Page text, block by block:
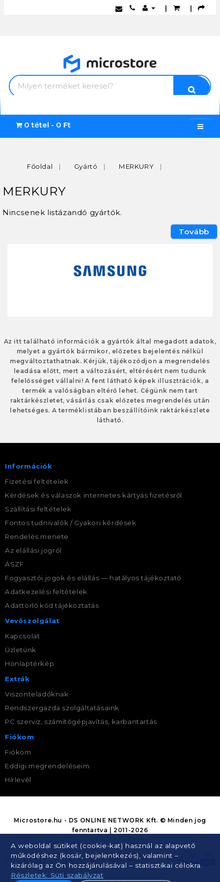
| |
0 tétel - 0 Ft
Főoldal Gyártó MERKURY
MERKURY
Nincsenek listázandó gyártók.
Tovább
Az itt található információk a gyártók által megadott adatok,
melyet a gyártók bármikor, előzetes bejelentés nélkül
megváltoztathatnak. Kérjük, tájékozódjon a megrendelés
leadása előtt, mert a változásért, eltérésért nem tudunk
felelősséget vállalni! A fent látható képek illusztrációk, a
termék a valóságban eltérő lehet. Cégünk nem tart
raktárkészletet, vásárlás csak előzetes megrendelés után
lehetséges. A terméklistában beszállítóink raktárkészlete
látható.
Információk
Fizetési feltételek
Kérdések és válaszok internetes kártyás fizetésről
Szállítási feltételek
Fontos tudnivalók / Gyakori kérdések
Rendelés menete
Az elállási jogról
ÁSZF
Fogyasztói jogok és elállás — hatályos tájékoztató
Adatkezelési feltételek
Adattörlő kód tájékoztatás
Vevőszolgálat
Kapcsolat
Üzletünk
Honlaptérkép
Extrák
Viszonteladóknak
Rendszergazda szolgáltatásaink
PC szerviz, számítógépjavítás, karbantartás
Fiókom
Fiókom
Eddigi megrendeléseim
Hírlevél
A weboldal sütiket (cookie-kat) használ az alapvető
működéshez (kosár, bejelentkezés), valamint –
kizárólag az Ön hozzájárulásával – statisztikai célokra.
Részletek: Süti szabályzat
Microstore.hu - DS ONLINE NETWORK Kft. © Minden jog
fenntartva | 2011-2026